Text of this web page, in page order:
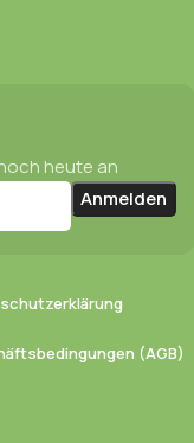
heute an
(AGB)